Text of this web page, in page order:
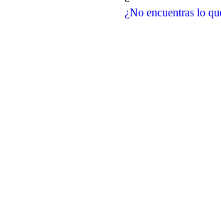
¿No encuentras lo